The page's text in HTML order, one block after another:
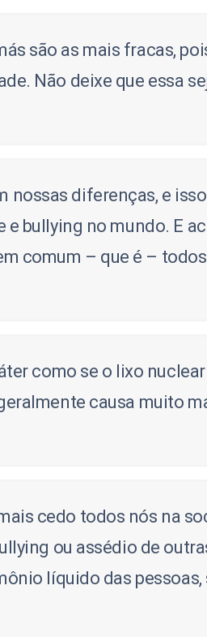
são as mais fracas,
Não deixe que essa
nossas diferenças, e
e bullying no mundo. E
comum – que é –
como se o lixo
causa muito
cedo todos nós na
ou assédio de
líquido das